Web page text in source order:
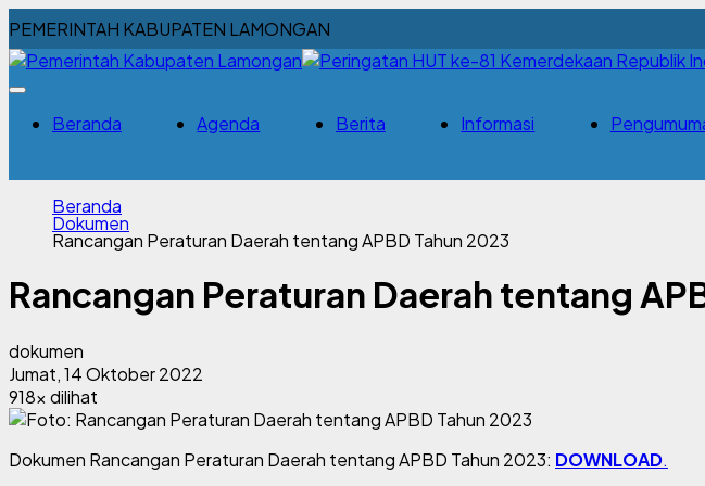
PEMERINTAH KABUPATEN LAMONGAN
Beranda Agenda Berita Informasi
Beranda
Dokumen
Rancangan Peraturan Daerah tentang APBD Tahun 2023
Rancangan Peraturan Daerah tentang
dokumen
Jumat, 14 Oktober 2022
918x dilihat
Dokumen Rancangan Peraturan Daerah tentang APBD Tahun 2023: DOWNLOAD.